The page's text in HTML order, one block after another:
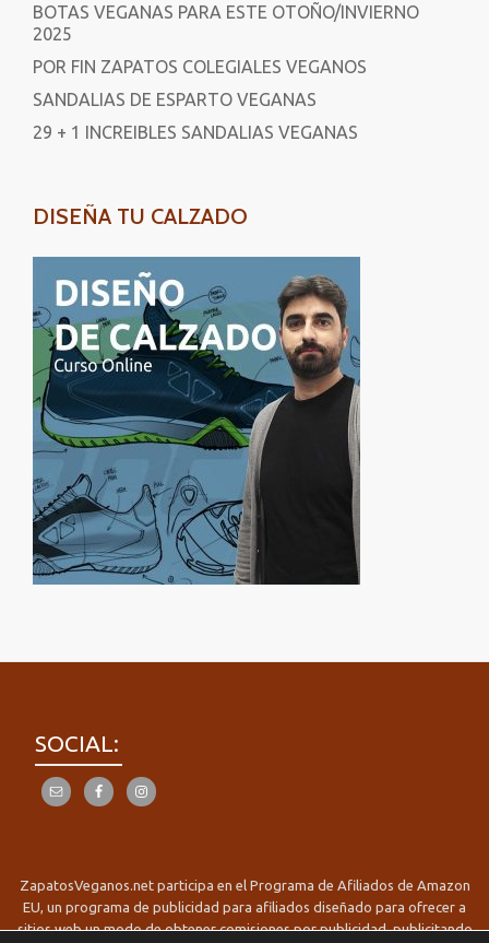
BOTAS VEGANAS PARA ESTE OTOÑO/INVIERNO
2025
POR FIN ZAPATOS COLEGIALES VEGANOS
SANDALIAS DE ESPARTO VEGANAS
29 + 1 INCREIBLES SANDALIAS VEGANAS
DISEÑA TU CALZADO
SOCIAL:
ZapatosVeganos.net participa en el Programa de Afiliados de Amazon
EU, un programa de publicidad para afiliados diseñado para ofrecer a
sitios web un modo de obtener comisiones por publicidad, publicitando